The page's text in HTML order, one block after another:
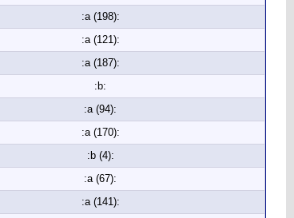
:a (198):
:a (121):
:a (187):
:b:
:a (94):
:a (170):
:b (4):
:a (67):
:a (141):